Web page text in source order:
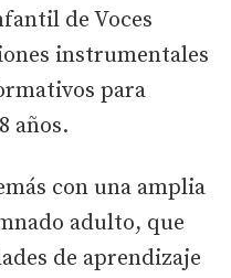
de Voces
instrumentales
para
años.
con una amplia
adulto, que
de aprendizaje